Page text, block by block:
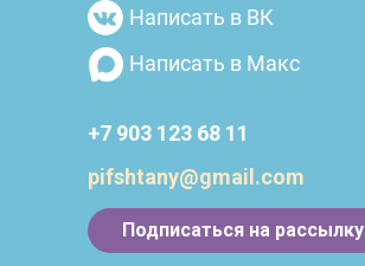
Подписаться на рассылку
+7 903 123 68 11
pifshtany@gmail.com
Написать в ВК
Написать в Макс